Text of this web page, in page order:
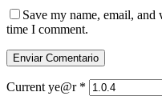
Save my name, email,
time I comment.
Current ye@r *